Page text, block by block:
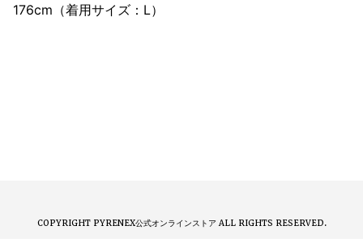
176cm（着用サイズ：L）
COPYRIGHT PYRENEX公式オンラインストア ALL RIGHTS RESERVED.